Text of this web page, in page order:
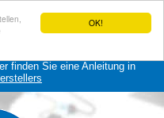
OK!
finden Sie eine Anleitung in